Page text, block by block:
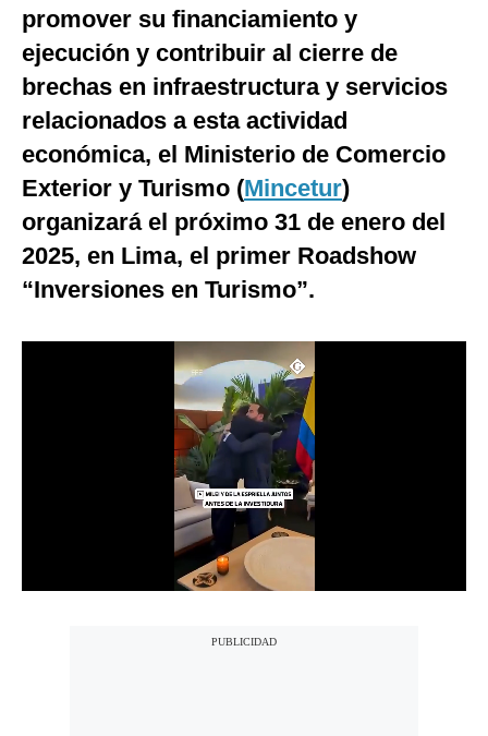
Internacional
Tecnología
Mix
G de Gestión
Notas Contratadas
Somos?
promover su financiamiento y
ejecución y contribuir al cierre de
brechas en infraestructura y servicios
relacionados a esta actividad
económica, el Ministerio de Comercio
Exterior y Turismo (Mincetur)
organizará el próximo 31 de enero del
2025, en Lima, el primer Roadshow
“Inversiones en Turismo”.